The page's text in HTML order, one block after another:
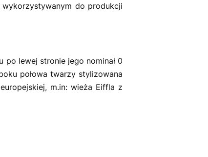
do produkcji
lewej stronie jego nominał 0
połowa twarzy stylizowana
m.in: wieża Eiffla z